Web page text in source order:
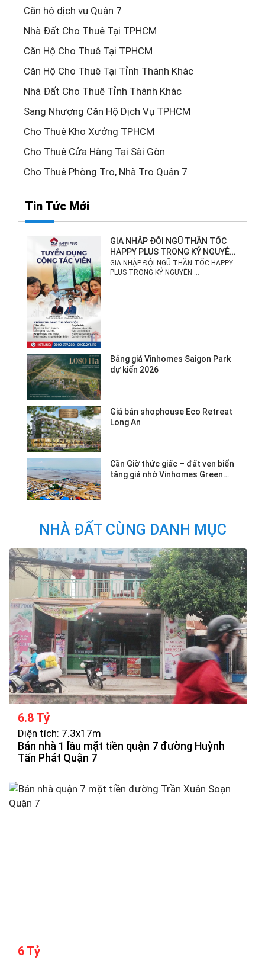
Căn hộ dịch vụ Quận 7
Nhà Đất Cho Thuê Tại TPHCM
Căn Hộ Cho Thuê Tại TPHCM
Căn Hộ Cho Thuê Tại Tỉnh Thành Khác
Nhà Đất Cho Thuê Tỉnh Thành Khác
Sang Nhượng Căn Hộ Dịch Vụ TPHCM
Cho Thuê Kho Xưởng TPHCM
Cho Thuê Cửa Hàng Tại Sài Gòn
Cho Thuê Phòng Trọ, Nhà Trọ Quận 7
Tin Tức Mới
GIA NHẬP ĐỘI NGŨ THẦN TỐC
HAPPY PLUS TRONG KỶ NGUYÊN
MỚI!
GIA NHẬP ĐỘI NGŨ THẦN TỐC HAPPY
PLUS TRONG KỶ NGUYÊN ...
Bảng giá Vinhomes Saigon Park
dự kiến 2026
Giá bán shophouse Eco Retreat
Long An
Cần Giờ thức giấc – đất ven biển
tăng giá nhờ Vinhomes Green
NHÀ ĐẤT CÙNG DANH MỤC
6.8 Tỷ
Diện tích: 7.3x17m
Bán nhà 1 lầu mặt tiền quận 7 đường Huỳnh
Tấn Phát Quận 7
6 Tỷ